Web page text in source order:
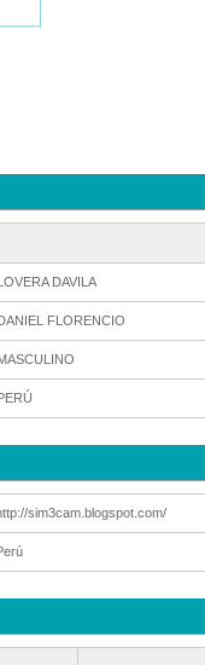
DAVILA
FLORENCIO
sim3cam.blogspot.com/